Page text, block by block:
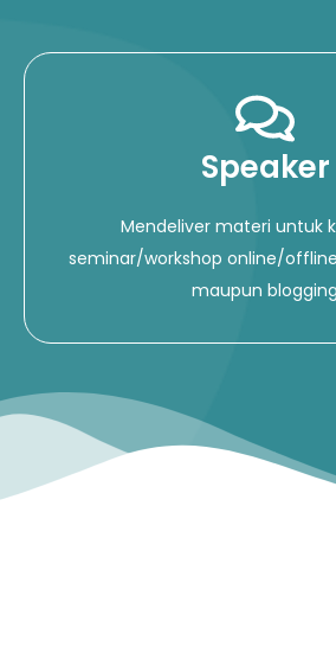
Speaker
Mendeliver materi untuk
seminar/workshop online/
maupun blogging